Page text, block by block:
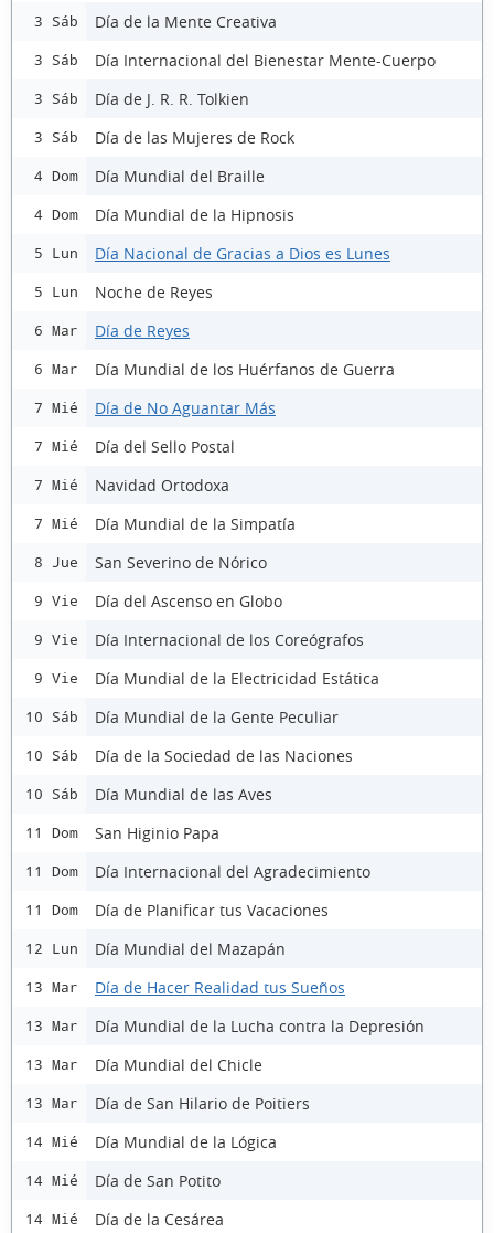
3 Sáb Día de la Mente Creativa
3 Sáb Día Internacional del Bienestar Mente-Cuerpo
3 Sáb Día de J. R. R. Tolkien
3 Sáb Día de las Mujeres de Rock
4 Dom Día Mundial del Braille
4 Dom Día Mundial de la Hipnosis
5 Lun Día Nacional de Gracias a Dios es Lunes
5 Lun Noche de Reyes
6 Mar Día de Reyes
6 Mar Día Mundial de los Huérfanos de Guerra
7 Mié Día de No Aguantar Más
7 Mié Día del Sello Postal
7 Mié Navidad Ortodoxa
7 Mié Día Mundial de la Simpatía
8 Jue San Severino de Nórico
9 Vie Día del Ascenso en Globo
9 Vie Día Internacional de los Coreógrafos
9 Vie Día Mundial de la Electricidad Estática
10 Sáb Día Mundial de la Gente Peculiar
10 Sáb Día de la Sociedad de las Naciones
10 Sáb Día Mundial de las Aves
11 Dom San Higinio Papa
11 Dom Día Internacional del Agradecimiento
11 Dom Día de Planificar tus Vacaciones
12 Lun Día Mundial del Mazapán
13 Mar Día de Hacer Realidad tus Sueños
13 Mar Día Mundial de la Lucha contra la Depresión
13 Mar Día Mundial del Chicle
13 Mar Día de San Hilario de Poitiers
14 Mié Día Mundial de la Lógica
14 Mié Día de San Potito
14 Mié Día de la Cesárea